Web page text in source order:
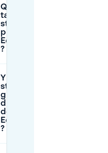
Quels sont les
tarifs de
stationnement
près de
Eendrachtsplein
?
Y a-t-il un
stationnement
gratuit
disponible près
de
Eendrachtsplein
?